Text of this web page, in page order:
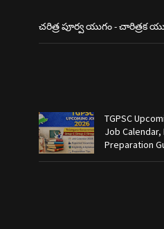
చరిత్ర పూర్వ యుగం - చారిత్రక
TGPSC
Job
Preparation